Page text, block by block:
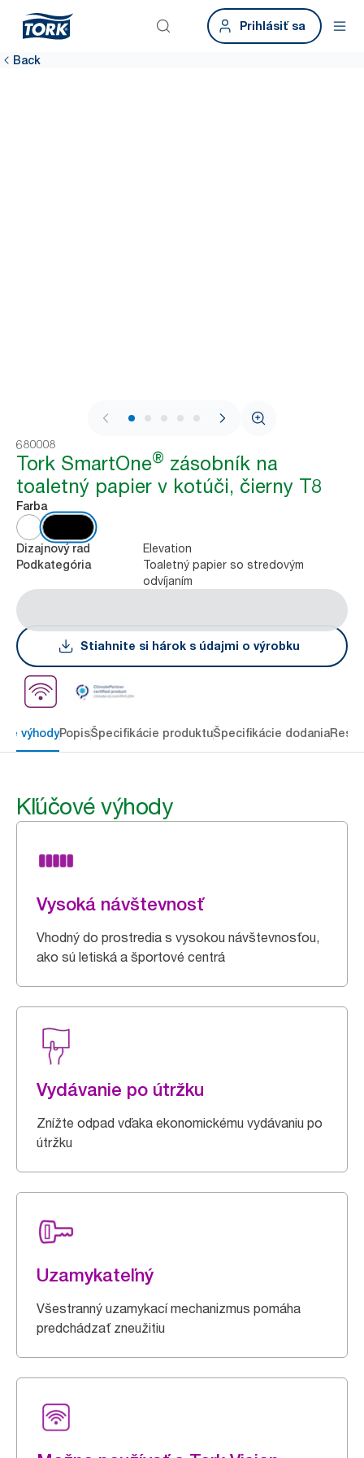
Prihlásiť sa
Back
1 / 7
680008
Tork SmartOne® zásobník na
toaletný papier v kotúči, čierny T8
Farba
Dizajnový rad Elevation
Podkategória
Toaletný papier so stredovým
odvíjaním
Stiahnite si hárok s údajmi o výrobku
výhodyPopisŠpecifikácie produktuŠpecifikácie dodania
Kľúčové výhody
Vysoká návštevnosť
Vhodný do prostredia s vysokou návštevnosťou,
ako sú letiská a športové centrá
Vydávanie po útržku
Znížte odpad vďaka ekonomickému vydávaniu po
útržku
Uzamykateľný
Všestranný uzamykací mechanizmus pomáha
predchádzať zneužitiu